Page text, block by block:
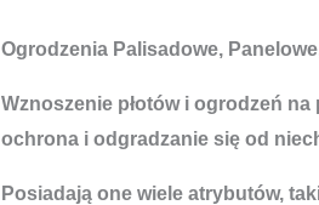
Ogrodzenia Palisadowe,
Wznoszenie płotów i ogrodzeń
ochrona i odgradzanie się od
Posiadają one wiele atrybutów,